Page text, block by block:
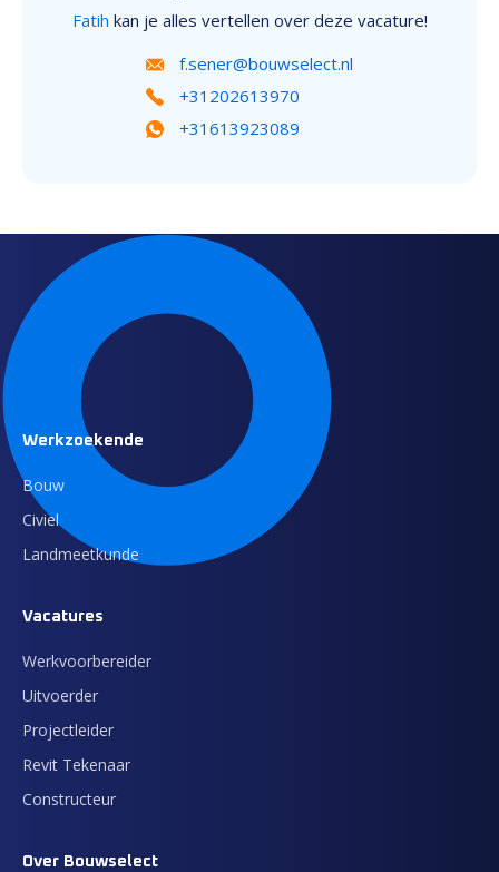
Fatih kan je alles vertellen over deze vacature!
f.sener@bouwselect.nl
+31202613970
+31613923089
Werkzoekende
Bouw
Civiel
Landmeetkunde
Vacatures
Werkvoorbereider
Uitvoerder
Projectleider
Revit Tekenaar
Constructeur
Over Bouwselect